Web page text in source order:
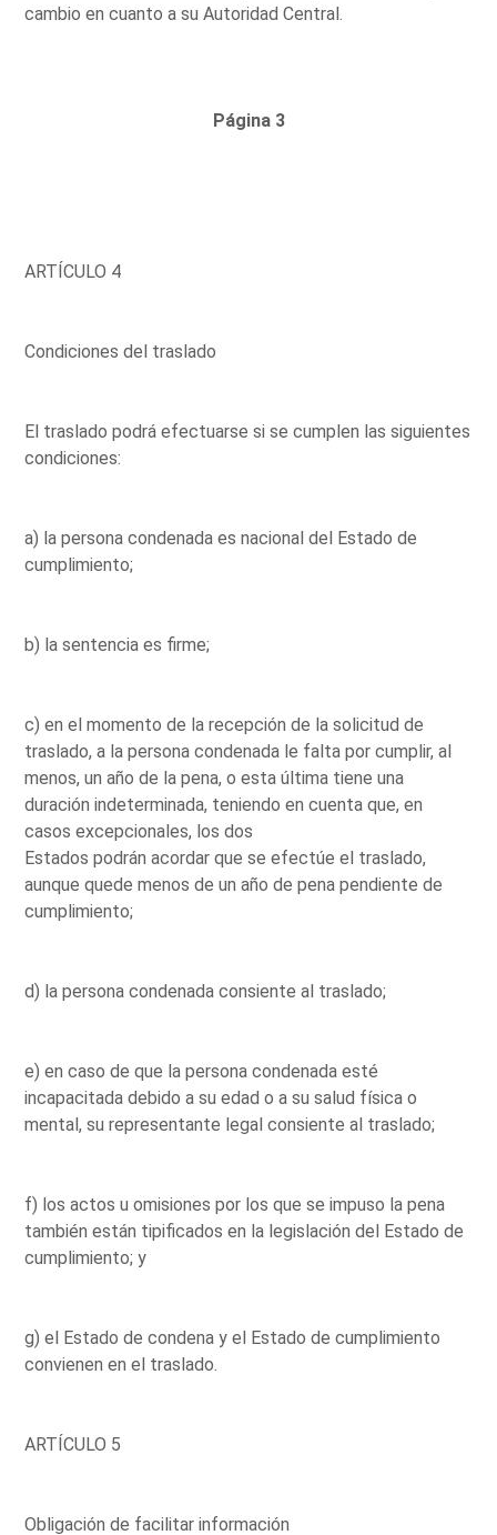
cambio en cuanto a su Autoridad Central.
Página 3
ARTÍCULO 4
Condiciones del traslado
El traslado podrá efectuarse si se cumplen las siguientes
condiciones:
a) la persona condenada es nacional del Estado de
cumplimiento;
b) la sentencia es firme;
c) en el momento de la recepción de la solicitud de
traslado, a la persona condenada le falta por cumplir, al
menos, un año de la pena, o esta última tiene una
duración indeterminada, teniendo en cuenta que, en
casos excepcionales, los dos
Estados podrán acordar que se efectúe el traslado,
aunque quede menos de un año de pena pendiente de
cumplimiento;
d) la persona condenada consiente al traslado;
e) en caso de que la persona condenada esté
incapacitada debido a su edad o a su salud física o
mental, su representante legal consiente al traslado;
f) los actos u omisiones por los que se impuso la pena
también están tipificados en la legislación del Estado de
cumplimiento; y
g) el Estado de condena y el Estado de cumplimiento
convienen en el traslado.
ARTÍCULO 5
Obligación de facilitar información